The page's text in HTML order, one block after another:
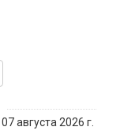
07 августа 2026 г.